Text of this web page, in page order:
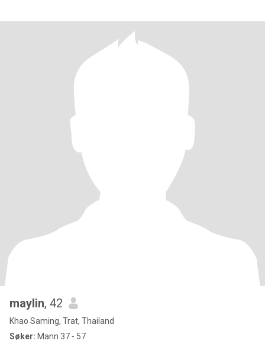
maylin, 42
Khao Saming, Trat, Thailand
Søker: Mann 37 - 57